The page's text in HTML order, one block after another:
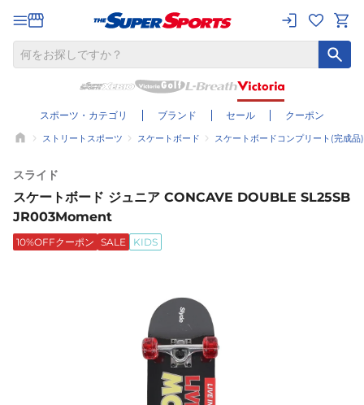
スポーツ・カテゴリ ブランド セール クーポン
ストリートスポーツ スケートボード スケートボードコンプリート(完成品)
スライド
スケートボード ジュニア CONCAVE DOUBLE SL25SB
JR003Moment
10%OFFクーポン SALE KIDS